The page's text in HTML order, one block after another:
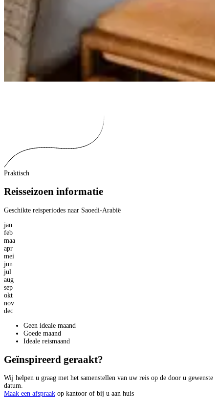
Praktisch
Reisseizoen informatie
Geschikte reisperiodes naar Saoedi-Arabië
jan
feb
maa
apr
mei
jun
jul
aug
sep
okt
nov
dec
Geen ideale maand
Goede maand
Ideale reismaand
Geïnspireerd geraakt?
Wij helpen u graag met het samenstellen van uw reis op de door u gewenste
datum.
Maak een afspraak op kantoor of bij u aan huis